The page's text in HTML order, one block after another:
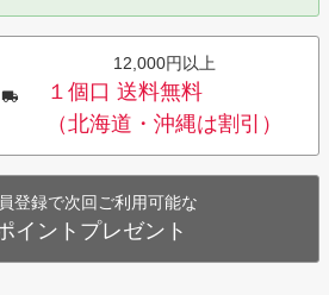
12,000円以上
１個口 送料無料
（北海道・沖縄は割引）
登録で次回ご利用可能な
イントプレゼント